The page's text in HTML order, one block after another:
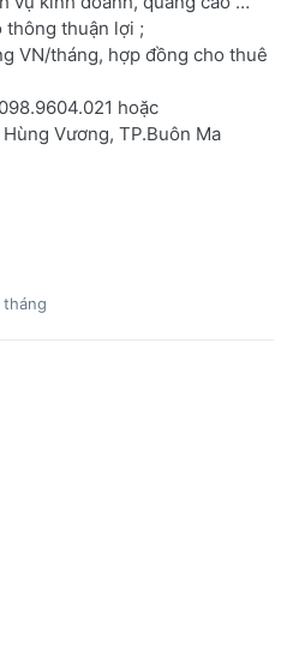
thuận lợi ;
VN/tháng, hợp đồng cho thuê
hoặc
Vương, TP.Buôn Ma